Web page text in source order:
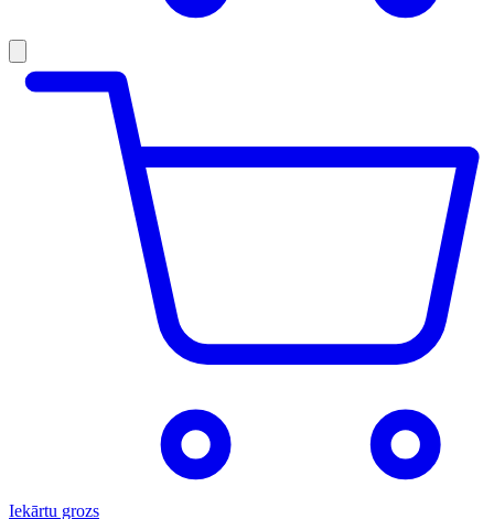
Iekārtu grozs